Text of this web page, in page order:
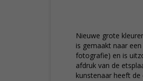
Nieuwe grote
is gemaakt naar
fotografie) en is
afdruk van de
kunstenaar heeft